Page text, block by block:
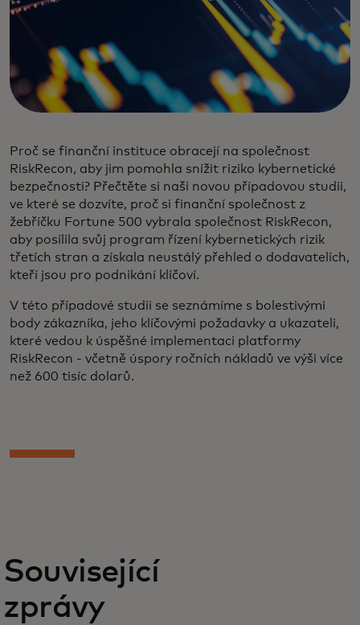
Proč se finanční instituce obracejí na společnost
RiskRecon, aby jim pomohla snížit riziko kybernetické
bezpečnosti? Přečtěte si naši novou případovou studii,
ve které se dozvíte, proč si finanční společnost z
žebříčku Fortune 500 vybrala společnost RiskRecon,
aby posílila svůj program řízení kybernetických rizik
třetích stran a získala neustálý přehled o dodavatelích,
kteří jsou pro podnikání klíčoví.
V této případové studii se seznámíme s bolestivými
body zákazníka, jeho klíčovými požadavky a ukazateli,
které vedou k úspěšné implementaci platformy
RiskRecon - včetně úspory ročních nákladů ve výši více
než 600 tisíc dolarů.
Související
zprávy